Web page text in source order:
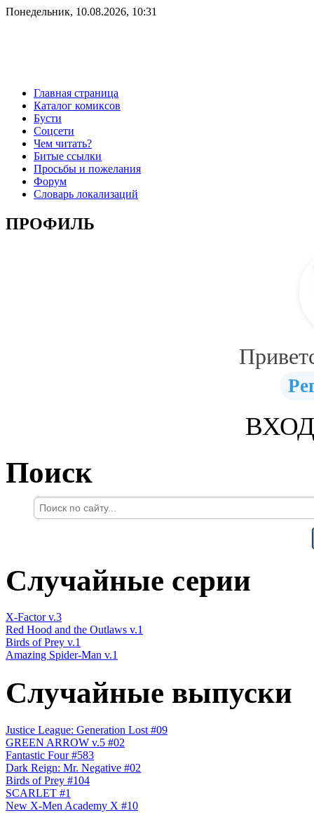
Понедельник, 10.08.2026, 10:31
Главная страница
Каталог комиксов
Бусти
Соцсети
Чем читать?
Битые ссылки
Просьбы и пожелания
Форум
Словарь локализаций
ПРОФИЛЬ
Поиск
Случайные серии
X-Factor v.3
Red Hood and the Outlaws v.1
Birds of Prey v.1
Amazing Spider-Man v.1
Случайные выпуски
Justice League: Generation Lost #09
GREEN ARROW v.5 #02
Fantastic Four #583
Dark Reign: Mr. Negative #02
Birds of Prey #104
SCARLET #1
New X-Men Academy X #10